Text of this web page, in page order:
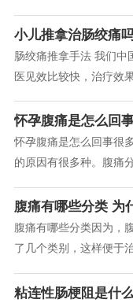
历，小儿腹泻的时候对
小儿推拿治肠绞痛
肠绞痛推拿手法 我们中
医见效比较快，治疗效
怀孕腹痛是怎么回
怀孕腹痛是怎么回事很
的原因有很多种。腹痛
腹痛有哪些分类 为
腹痛有哪些分类因为，
了几个类别，这样便于
粘连性肠梗阻是什